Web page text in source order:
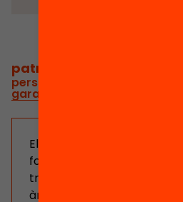
patronat
persones voluntàries per
garantir la independència
El Patronat de la fundació
format per persones
trajectòries diverses que
àmplia de la societat i la